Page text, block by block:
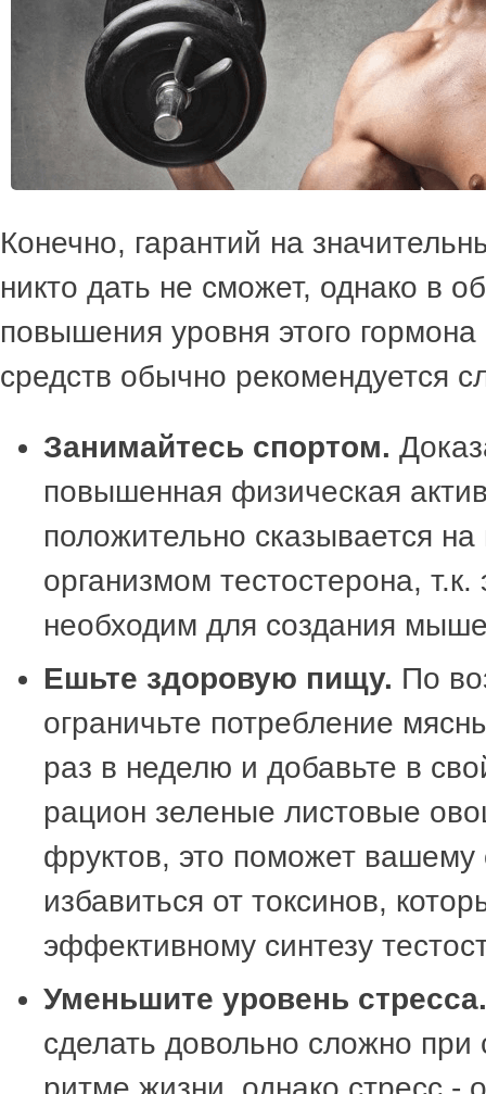
Конечно, гарантий на
никто дать не сможет, однако в
повышения уровня этого
средств обычно рекомендуется
Занимайтесь спортом.
повышенная физическая
положительно сказывается
организмом тестостерона, т.к.
необходим для создания
Ешьте здоровую пищу. По
ограничьте потребление
раз в неделю и добавьте в
рацион зеленые листовые
фруктов, это поможет вашему
избавиться от токсинов,
эффективному синтезу
Уменьшите уровень стресса.
сделать довольно сложно